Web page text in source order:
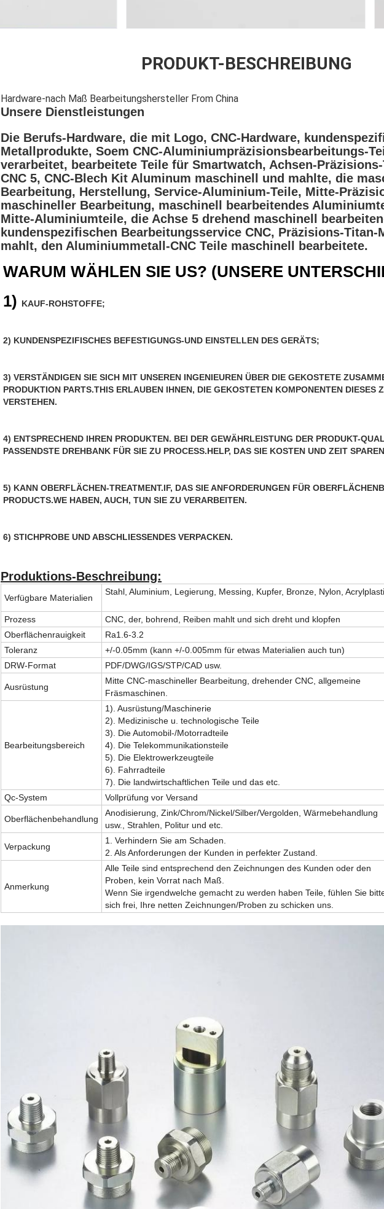
PRODUKT-BESCHREIBUNG
Hardware-nach Maß Bearbeitungshersteller From China
Unsere Dienstleistungen
Die Berufs-Hardware, die mit Logo, CNC-Hardware,
Metallprodukte, Soem CNC-Aluminiumpräzisionsbearbeitungs-
verarbeitet, bearbeitete Teile für Smartwatch, Achsen-
CNC 5, CNC-Blech Kit Aluminum maschinell und mahlte, die
Bearbeitung, Herstellung, Service-Aluminium-Teile, Mitte-
maschineller Bearbeitung, maschinell bearbeitendes
Mitte-Aluminiumteile, die Achse 5 drehend maschinell
kundenspezifischen Bearbeitungsservice CNC, Präzisions-Titan-
mahlt, den Aluminiummetall-CNC Teile maschinell bearbeitete.
WARUM WÄHLEN SIE US? (UNSERE
1) KAUF-ROHSTOFFE;
2) KUNDENSPEZIFISCHES BEFESTIGUNGS-UND EINSTELLEN DES GERÄTS;
3) VERSTÄNDIGEN SIE SICH MIT UNSEREN INGENIEUREN ÜBER DIE GEKOSTETE
PRODUKTION PARTS.THIS ERLAUBEN IHNEN, DIE GEKOSTETEN KOMPONENTEN DIESES
VERSTEHEN.
4) ENTSPRECHEND IHREN PRODUKTEN. BEI DER GEWÄHRLEISTUNG DER PRODUKT-
PASSENDSTE DREHBANK FÜR SIE ZU PROCESS.HELP, DAS SIE KOSTEN UND ZEIT SPAREN
5) KANN OBERFLÄCHEN-TREATMENT.IF, DAS SIE ANFORDERUNGEN FÜR
PRODUCTS.WE HABEN, AUCH, TUN SIE ZU VERARBEITEN.
6) STICHPROBE UND ABSCHLIESSENDES VERPACKEN.
Produktions-Beschreibung:
Verfügbare Materialien
Stahl, Aluminium, Legierung, Messing, Kupfer, Bronze, Nylon,
Prozess
CNC, der, bohrend, Reiben mahlt und sich dreht und klopfen
Oberflächenrauigkeit
Ra1.6-3.2
Toleranz
+/-0.05mm (kann +/-0.005mm für etwas Materialien auch tun)
DRW-Format
PDF/DWG/IGS/STP/CAD usw.
Ausrüstung
Mitte CNC-maschineller Bearbeitung, drehender CNC, allgemeine
Fräsmaschinen.
Bearbeitungsbereich
1). Ausrüstung/Maschinerie
2). Medizinische u. technologische Teile
3). Die Automobil-/Motorradteile
4). Die Telekommunikationsteile
5). Die Elektrowerkzeugteile
6). Fahrradteile
7). Die landwirtschaftlichen Teile und das etc.
Qc-System
Vollprüfung vor Versand
Oberflächenbehandlung
Anodisierung, Zink/Chrom/Nickel/Silber/Vergolden, Wärmebehandlung
usw., Strahlen, Politur und etc.
Verpackung
1. Verhindern Sie am Schaden.
2. Als Anforderungen der Kunden in perfekter Zustand.
Anmerkung
Alle Teile sind entsprechend den Zeichnungen des Kunden oder den
Proben, kein Vorrat nach Maß.
Wenn Sie irgendwelche gemacht zu werden haben Teile, fühlen Sie
sich frei, Ihre netten Zeichnungen/Proben zu schicken uns.